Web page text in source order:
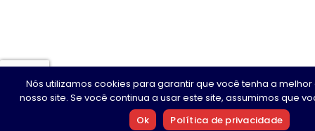
Nós utilizamos cookies para garantir que você tenha a
nosso site. Se você continua a usar este site, assumimos que
Ok
Política de privacidade